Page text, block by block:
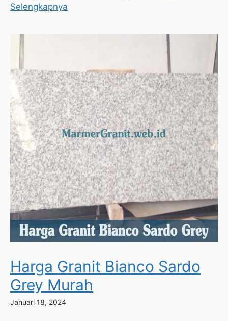
Selengkapnya
Harga Granit Bianco Sardo
Grey Murah
Januari 18, 2024